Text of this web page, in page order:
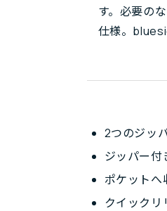
す。必要の
仕様。
2つのジッ
ジッパー付
ポケットへ
クイックリ